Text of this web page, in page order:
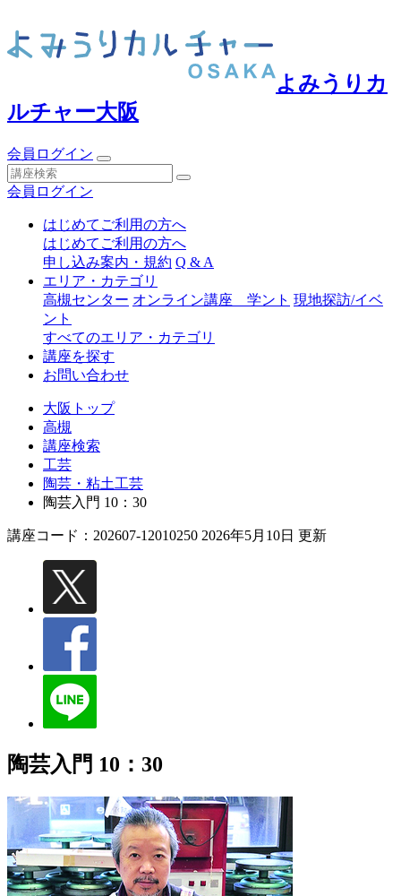
よみうりカ
ルチャー大阪
会員ログイン
会員ログイン
はじめてご利用の方へ
はじめてご利用の方へ
申し込み案内・規約 Q & A
エリア・カテゴリ
高槻センター オンライン講座 学ント 現地探訪/イベ
ント
すべてのエリア・カテゴリ
講座を探す
お問い合わせ
大阪トップ
高槻
講座検索
工芸
陶芸・粘土工芸
陶芸入門 10：30
講座コード：202607-12010250 2026年5月10日 更新
陶芸入門 10：30